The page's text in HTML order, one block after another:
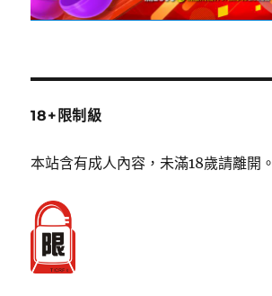
18+限制級
本站含有成人內容，未滿18歲請離開。